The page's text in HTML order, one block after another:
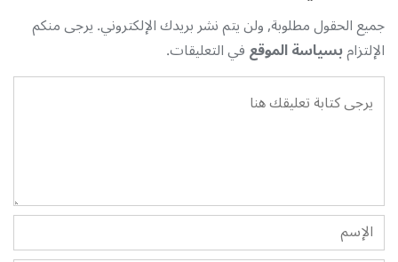
جميع الحقول مطلوبة, ولن يتم نشر بريدك الإلكتروني. يرجى منكم
الإلتزامبسياسة الموقعفي التعليقات.